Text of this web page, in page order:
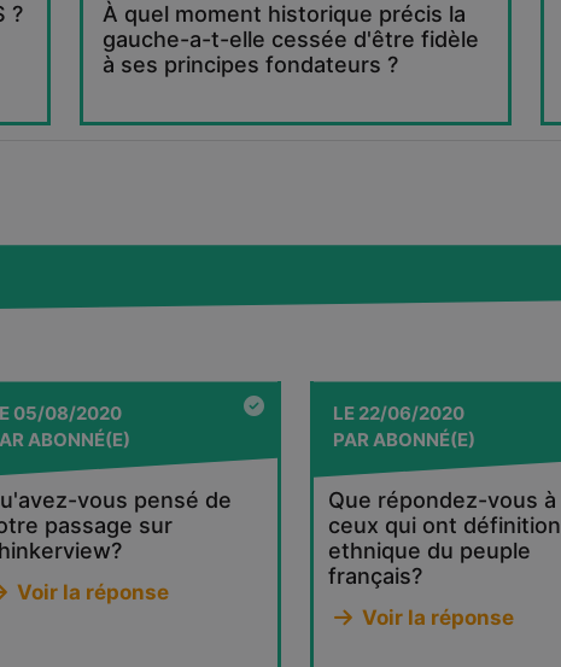
?
À quel moment historique précis la
gauche-a-t-elle cessée d'être fidèle
à ses principes fondateurs ?
05/08/2020
ABONNÉ(E)
vous pensé de
passage sur
Voir la réponse
LE 22/06/2020
PARABONNÉ(E)
Que répondez-vous à
ceux qui ont définition
ethnique du peuple
français?
Voir la réponse